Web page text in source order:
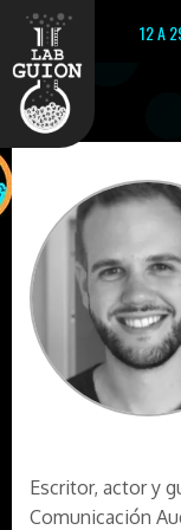
12 A
Escritor, actor y
Comunicación